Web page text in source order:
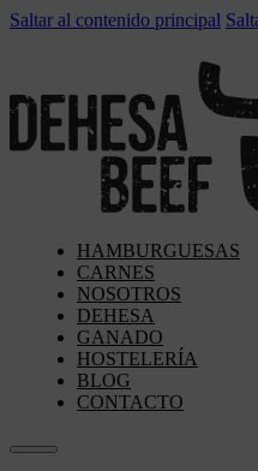
Saltar al contenido principal
HAMBURGUESAS
CARNES
NOSOTROS
DEHESA
GANADO
HOSTELERÍA
BLOG
CONTACTO